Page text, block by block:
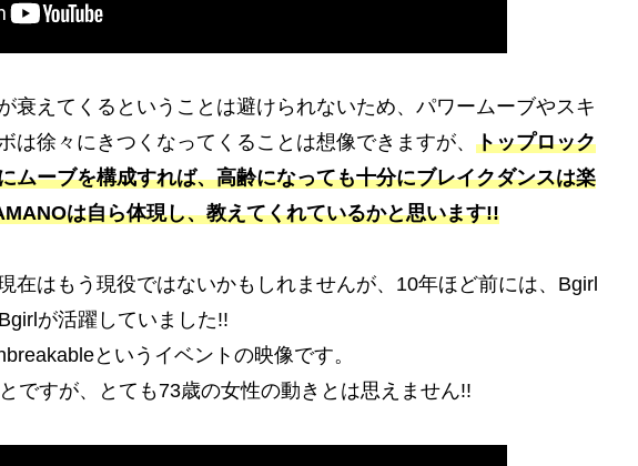
衰えてくるということは避けられないため、パワームーブやスキ
は徐々にきつくなってくることは想像できますが、 トップロック
ムーブを構成すれば、高齢になっても十分にブレイクダンスは楽
は自ら体現し、教えてくれているかと思います!!
在はもう現役ではないかもしれませんが、10年ほど前には、Bgirl
が活躍していました!!
というイベントの映像です。
ですが、とても73歳の女性の動きとは思えません!!